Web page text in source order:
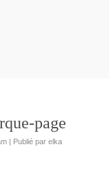
page
| Publié par elka